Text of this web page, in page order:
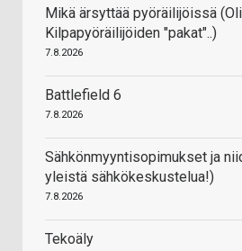
Mikä ärsyttää pyöräilijöissä
Kilpapyöräilijöiden "pakat"..)
7.8.2026
Battlefield 6
7.8.2026
Sähkönmyyntisopimukset ja
yleistä sähkökeskustelua!)
7.8.2026
Tekoäly